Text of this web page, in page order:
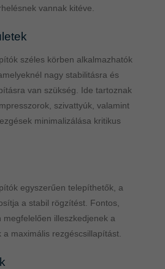
vannak kitéve.
széles körben alkalmazhatók
nagy stabilitásra és
van szükség. Ide tartoznak
szivattyúk, valamint
minimalizálása kritikus
egyszerűen telepíthetők, a
a stabil rögzítést. Fontos,
illeszkedjenek a
maximális rezgéscsillapítást.